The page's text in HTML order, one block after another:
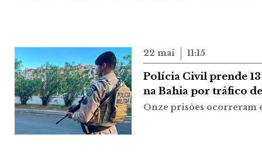
22 mai 11:15
Polícia Civil prende 13
na Bahia por tráfico
Onze prisões ocorreram